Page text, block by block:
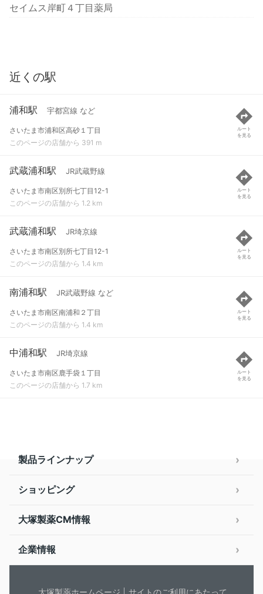
セイムス岸町４丁目薬局
近くの駅
浦和駅 宇都宮線 など
さいたま市浦和区高砂１丁目
このページの店舗から 391 m
ルート
を見る
武蔵浦和駅 JR武蔵野線
さいたま市南区別所七丁目12-1
このページの店舗から 1.2 km
ルート
を見る
武蔵浦和駅 JR埼京線
さいたま市南区別所七丁目12-1
このページの店舗から 1.4 km
ルート
を見る
南浦和駅 JR武蔵野線 など
さいたま市南区南浦和２丁目
このページの店舗から 1.4 km
ルート
を見る
中浦和駅 JR埼京線
さいたま市南区鹿手袋１丁目
このページの店舗から 1.7 km
ルート
を見る
製品ラインナップ
ショッピング
大塚製薬CM情報
企業情報